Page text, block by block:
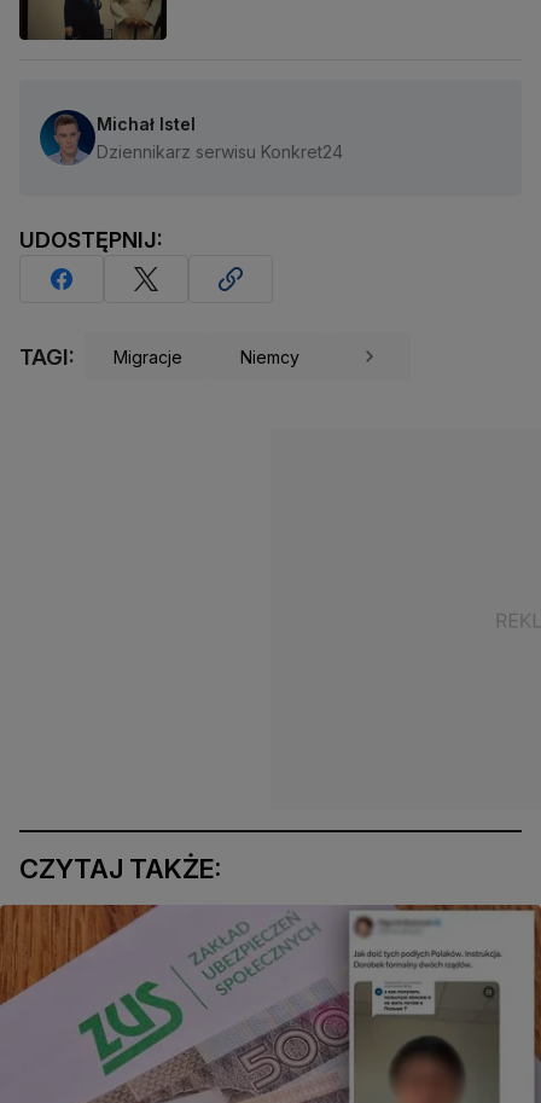
Michał Istel
Dziennikarz serwisu Konkret24
UDOSTĘPNIJ:
TAGI: Migracje Niemcy
CZYTAJ TAKŻE: